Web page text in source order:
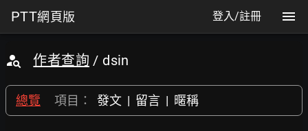
PTT網頁版 登入/註冊
作者查詢 / dsin
總覽 項目： 發文 | 留言 | 暱稱